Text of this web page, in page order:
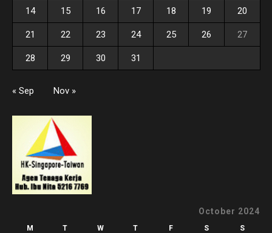
14 15 16 17 18 19 20
21 22 23 24 25 26 27
28 29 30 31
« Sep Nov »
October 2024
M T W T F S S